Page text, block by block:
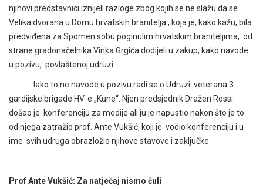
njihovi predstavnici iznijeli razloge zbog kojih se ne slažu da se
Velika dvorana u Domu hrvatskih branitelja , koja je, kako kažu, bila
predviđena za Spomen sobu poginulim hrvatskim braniteljima, od
strane gradonačelnika Vinka Grgića dodijeli u zakup, kako navode
u pozivu, povlaštenoj udruzi.
Iako to ne navode u pozivu radi se o Udruzi veterana 3.
gardijske brigade HV-e „Kune“. Njen predsjednik Dražen Rossi
došao je konferenciju za medije ali ju je napustio nakon što je to
od njega zatražio prof. Ante Vukšić, koji je vodio konferenciju i u
ime svih udruga obrazložio njihove stavove i zaključke
Prof Ante Vukšić: Za natječaj nismo čuli